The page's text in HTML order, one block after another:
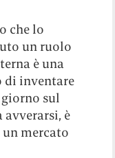
che lo
un ruolo
è una
di inventare
sul
è
mercato